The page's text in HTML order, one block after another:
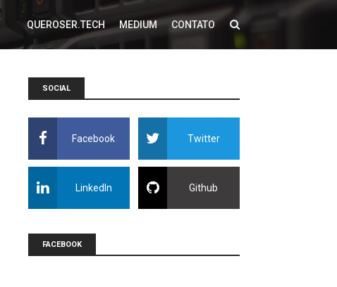
QUEROSER.TECH MEDIUM CONTATO
SOCIAL
Facebook Twitter
LinkedIn Github
FACEBOOK